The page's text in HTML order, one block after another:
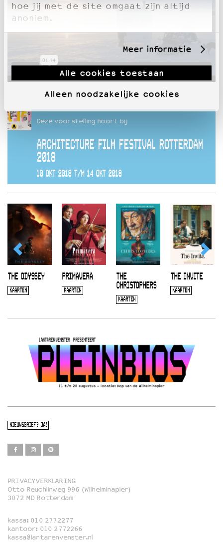
hoe jij met de site omgaat zijn altijd
anoniem.
Meer informatie
Alle cookies toestaan
Alleen noodzakelijke cookies
Deze voorstelling hoort bij
ARCHITECTURE FILM FESTIVAL ROTTERDAM
2018
10 OKT 2018 T/M 14 OKT 2018
THE ODYSSEY
KAARTEN
PRIMAVERA
KAARTEN
THE
CHRISTOPHERS
KAARTEN
THE INVITE
KAARTEN
NIEUWSBRIEF? JA!
Film
Familie
Film in English
PRIVACYVERKLARING
Otto Reuchlinweg 996 (Wilhelminapier)
3072 MD Rotterdam
kassa: 010 2772277
kantoor: 010 2772266
kassa@lantarenvenster.nl